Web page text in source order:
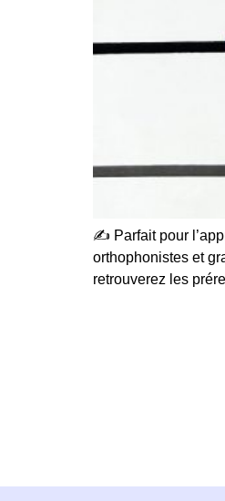
✍ Parfait pour
orthophonistes et
retrouverez les